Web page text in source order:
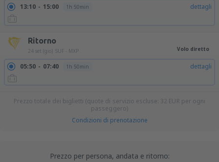
13:10 15:00 1h 50min dettagli
Ritorno
24 set (gio) SUF - MXP Volo diretto
05:50 07:40 1h 50min dettagli
Prezzo totale dei biglietti (quote di servizio escluse: 32 EUR per ogni
passeggero)
Condizioni di prenotazione
Prezzo per persona, andata e ritorno: